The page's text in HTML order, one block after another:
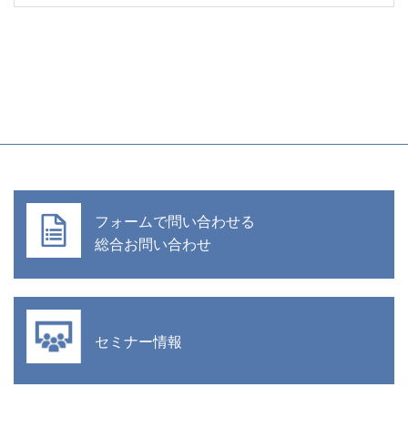
フォームで問い合わせる
総合お問い合わせ
セミナー情報